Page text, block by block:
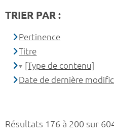
Résultats 176 à 200 sur
TRIER PAR :
Pertinence
Titre
[Type de contenu]
Date de dernière